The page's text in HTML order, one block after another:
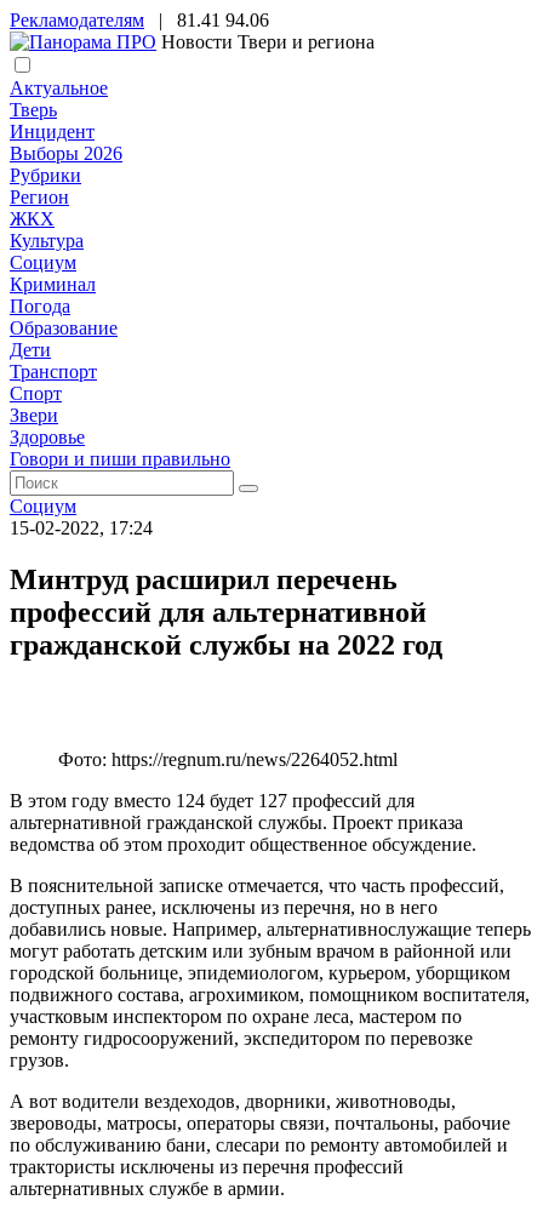
Рекламодателям | 81.41 94.06
Новости Твери и региона
Актуальное
Тверь
Инцидент
Выборы 2026
Рубрики
Регион
ЖКХ
Культура
Социум
Криминал
Погода
Образование
Дети
Транспорт
Спорт
Звери
Здоровье
Говори и пиши правильно
Социум
15-02-2022, 17:24
Минтруд расширил перечень
профессий для альтернативной
гражданской службы на 2022 год
Фото: https://regnum.ru/news/2264052.html
В этом году вместо 124 будет 127 профессий для
альтернативной гражданской службы. Проект приказа
ведомства об этом проходит общественное обсуждение.
В пояснительной записке отмечается, что часть профессий,
доступных ранее, исключены из перечня, но в него
добавились новые. Например, альтернативнослужащие теперь
могут работать детским или зубным врачом в районной или
городской больнице, эпидемиологом, курьером, уборщиком
подвижного состава, агрохимиком, помощником воспитателя,
участковым инспектором по охране леса, мастером по
ремонту гидросооружений, экспедитором по перевозке
грузов.
А вот водители вездеходов, дворники, животноводы,
звероводы, матросы, операторы связи, почтальоны, рабочие
по обслуживанию бани, слесари по ремонту автомобилей и
трактористы исключены из перечня профессий
альтернативных службе в армии.